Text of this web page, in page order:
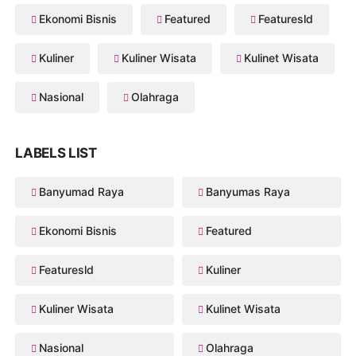
Ekonomi Bisnis Featured Featuresld
Kuliner Kuliner Wisata Kulinet Wisata
Nasional Olahraga
LABELS LIST
Banyumad Raya Banyumas Raya
Ekonomi Bisnis Featured
Featuresld Kuliner
Kuliner Wisata Kulinet Wisata
Nasional Olahraga